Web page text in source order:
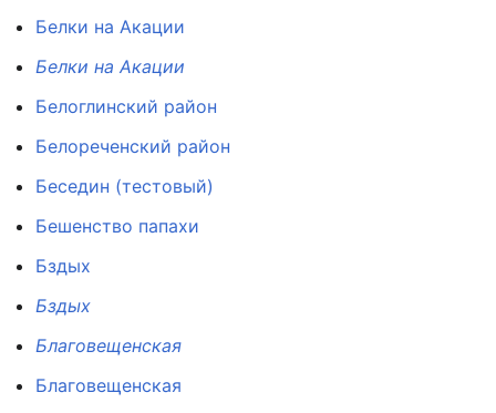
Белки на Акации
Белки на Акации
Белоглинский район
Белореченский район
Беседин (тестовый)
Бешенство папахи
Бздых
Бздых
Благовещенская
Благовещенская